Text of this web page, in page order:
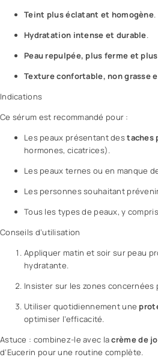
Teint plus éclatant et homogène.
Hydratation intense et durable.
Peau repulpée, plus ferme et
Texture confortable, non grasse
Indications
Ce sérum est recommandé pour :
Les peaux présentant destaches
hormones, cicatrices).
Les peaux ternes ou en manque
Les personnes souhaitant
Tous les types de peaux, y
Conseils d’utilisation
Appliquer matin et soir sur peau
hydratante.
Insister sur les zones
Utiliser quotidiennement une
optimiser l’efficacité.
Astuce : combinez-le avec lacrème de
d’Eucerin pour une routine complète.